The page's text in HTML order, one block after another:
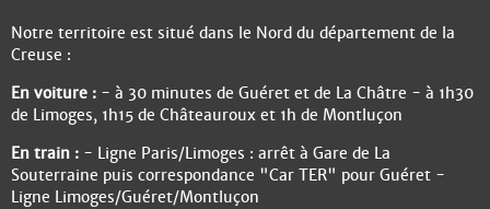
Notre territoire est situé dans le Nord du département de la
Creuse :
En voiture :- à 30 minutes de Guéret et de La Châtre - à 1h30
de Limoges, 1h15 de Châteauroux et 1h de Montluçon
En train :- Ligne Paris/Limoges : arrêt à Gare de La
Souterraine puis correspondance "Car TER" pour Guéret -
Ligne Limoges/Guéret/Montluçon